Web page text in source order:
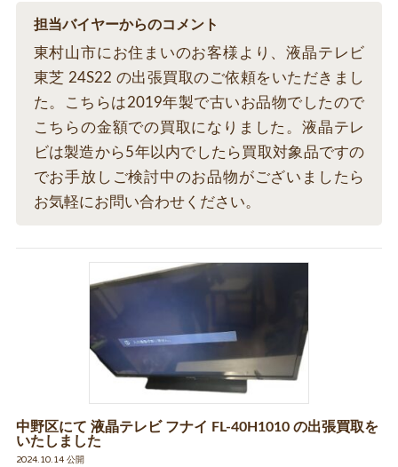
担当バイヤーからのコメント
東村山市にお住まいのお客様より、液晶テレビ
東芝 24S22 の出張買取のご依頼をいただきまし
た。こちらは2019年製で古いお品物でしたので
こちらの金額での買取になりました。液晶テレ
ビは製造から5年以内でしたら買取対象品ですの
でお手放しご検討中のお品物がございましたら
お気軽にお問い合わせください。
中野区にて 液晶テレビ フナイ FL-40H1010 の出張買取を
いたしました
2024.10.14 公開